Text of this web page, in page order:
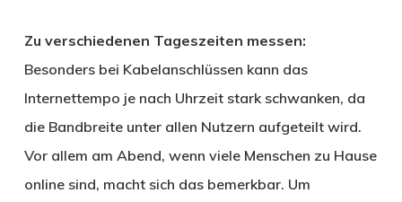
Zu verschiedenen Tageszeiten messen:
Besonders bei Kabelanschlüssen kann das
Internettempo je nach Uhrzeit stark schwanken, da
die Bandbreite unter allen Nutzern aufgeteilt wird.
Vor allem am Abend, wenn viele Menschen zu Hause
online sind, macht sich das bemerkbar. Um